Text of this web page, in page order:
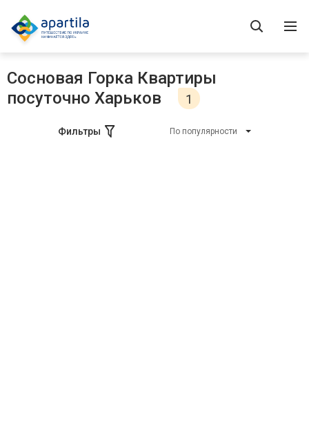
Сосновая Горка Квартиры
посуточно Харьков
1
Фильтры По популярности